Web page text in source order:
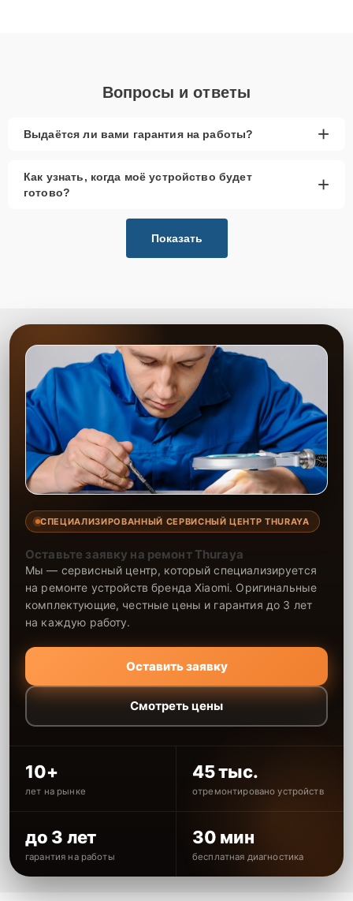
Вопросы и ответы
Выдаётся ли вами гарантия на работы? +
Как узнать, когда моё устройство будет
готово?
+
Показать
СПЕЦИАЛИЗИРОВАННЫЙ СЕРВИСНЫЙ ЦЕНТР THURAYA
Оставьте заявку на ремонт Thuraya
Мы — сервисный центр, который специализируется
на ремонте устройств бренда Xiaomi. Оригинальные
комплектующие, честные цены и гарантия до 3 лет
на каждую работу.
Оставить заявку
Смотреть цены
10+
лет на рынке
45 тыс.
отремонтировано устройств
до 3 лет
гарантия на работы
30 мин
бесплатная диагностика